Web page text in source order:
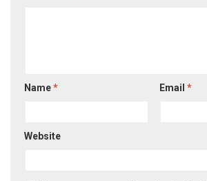
Name* Email*
Website